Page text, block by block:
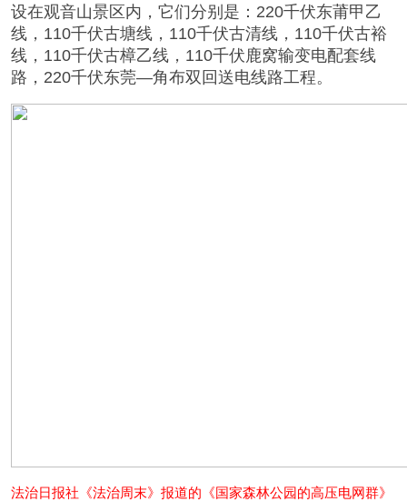
设在观音山景区内，它们分别是：220千伏东莆甲乙
线，110千伏古塘线，110千伏古清线，110千伏古裕
线，110千伏古樟乙线，110千伏鹿窝输变电配套线
路，220千伏东莞—角布双回送电线路工程。
法治日报社《法治周末》报道的《国家森林公园的高压电网群》